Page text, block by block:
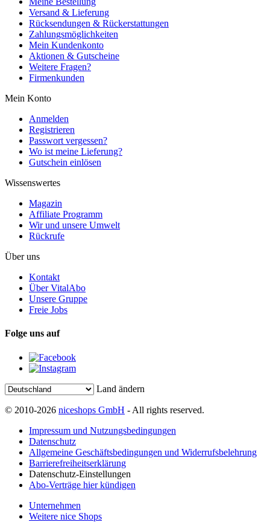
Versand & Lieferung
Rücksendungen & Rückerstattungen
Zahlungsmöglichkeiten
Mein Kundenkonto
Aktionen & Gutscheine
Weitere Fragen?
Firmenkunden
Mein Konto
Anmelden
Registrieren
Passwort vergessen?
Wo ist meine Lieferung?
Gutschein einlösen
Wissenswertes
Magazin
Affiliate Programm
Wir und unsere Umwelt
Rückrufe
Über uns
Kontakt
Über VitalAbo
Unsere Gruppe
Freie Jobs
Folge uns auf
Land ändern
© 2010-2026 niceshops GmbH - All rights reserved.
Impressum und Nutzungsbedingungen
Datenschutz
Allgemeine Geschäftsbedingungen und Widerrufsbelehrung
Barrierefreiheitserklärung
Datenschutz-Einstellungen
Abo-Verträge hier kündigen
Unternehmen
Weitere nice Shops